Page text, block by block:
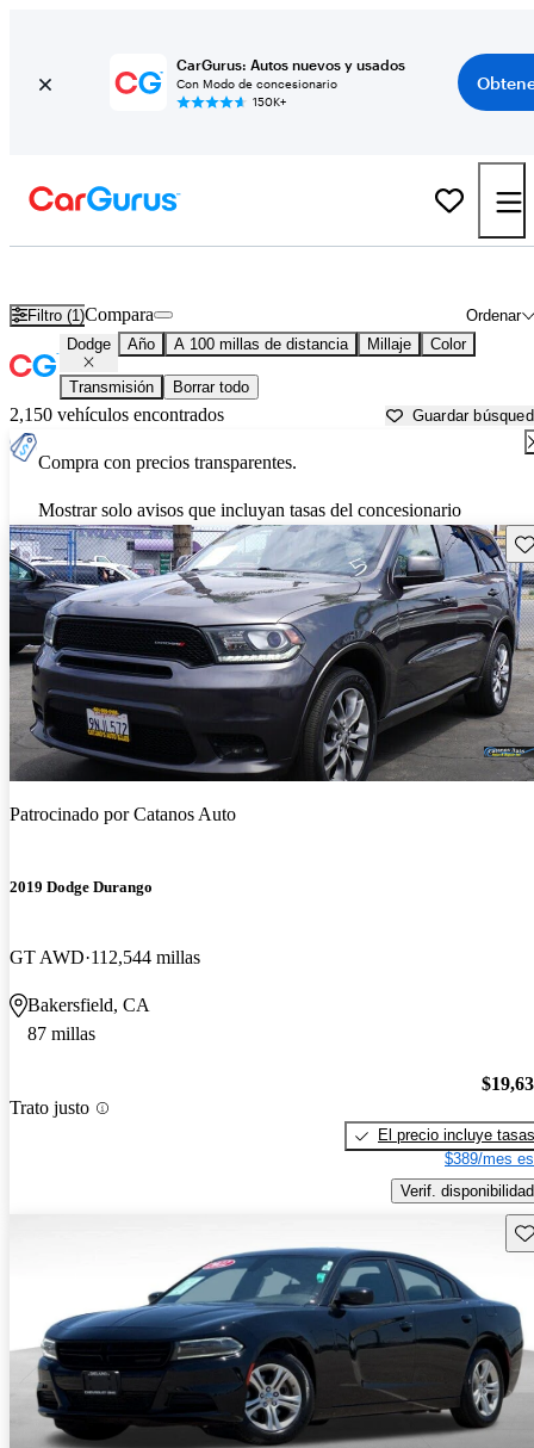
CarGurus: Autos nuevos y usados
Con Modo de concesionario
150K+
Filtro (1) Ordenar
Compara
Dodge Año A 100 millas de distancia Millaje Color
Transmisión Borrar todo
2,150 vehículos encontrados Guardar
Compra con precios transparentes.
Mostrar solo avisos que incluyan tasas del concesionario
Patrocinado porCatanos Auto
2019 Dodge Durango
GT AWD 112,544 millas
Bakersfield, CA
87 millas
Trato justo
El precio incluye tasas
$389/mes
Verif. disponibilidad